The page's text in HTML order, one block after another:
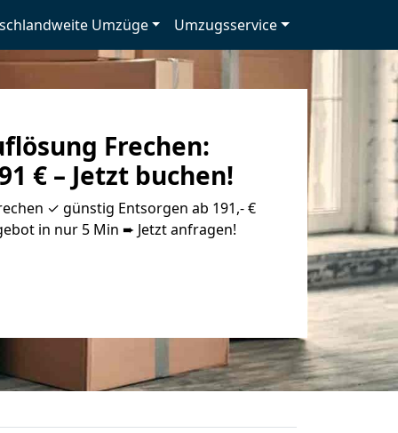
Umzüge Umzugsservice
Frechen:
€ – Jetzt buchen!
✓ günstig Entsorgen ab 191,- €
in nur 5 Min ➨ Jetzt anfragen!